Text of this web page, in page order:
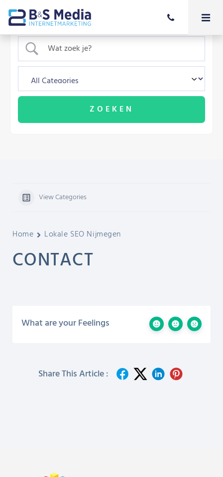
View Categories
Home Lokale SEO Nijmegen
CONTACT
What are your Feelings
Share This Article :